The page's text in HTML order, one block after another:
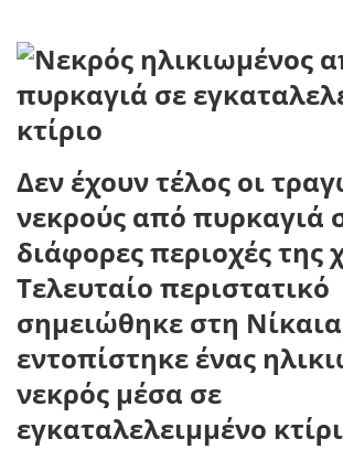
Δεν έχουν τέλος οι
νεκρούς από πυρκαγιά
διάφορες περιοχές της
Τελευταίο περιστατικό
σημειώθηκε στη
εντοπίστηκε ένας
νεκρός μέσα σε
εγκαταλελειμμένο